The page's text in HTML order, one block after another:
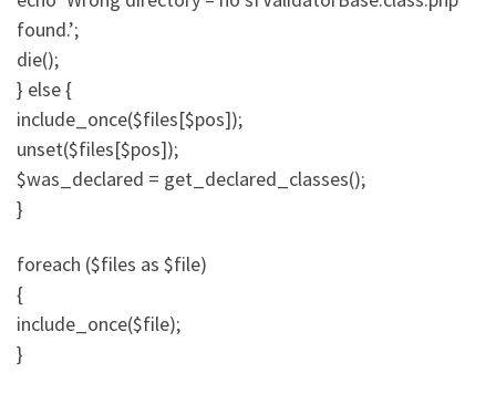
found.’;
die();
} else {
include_once($files[$pos]);
unset($files[$pos]);
$was_declared = get_declared_classes();
}
foreach ($files as $file)
{
include_once($file);
}